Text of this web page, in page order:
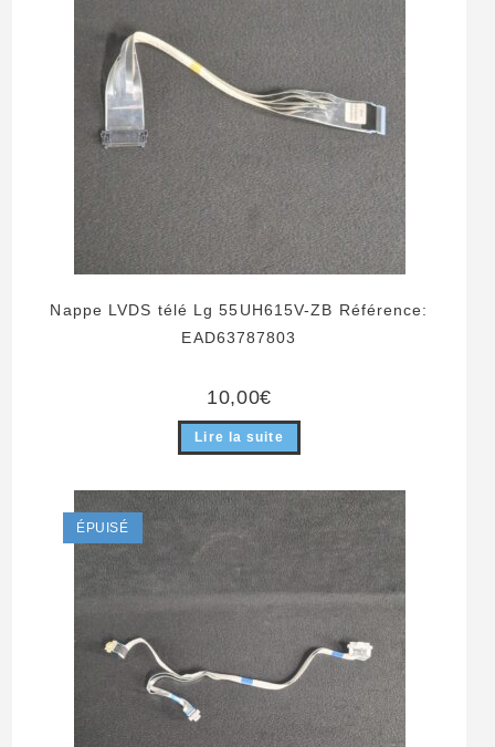
Nappe LVDS télé Lg 55UH615V-ZB Référence:
EAD63787803
10,00€
Lire la suite
ÉPUISÉ